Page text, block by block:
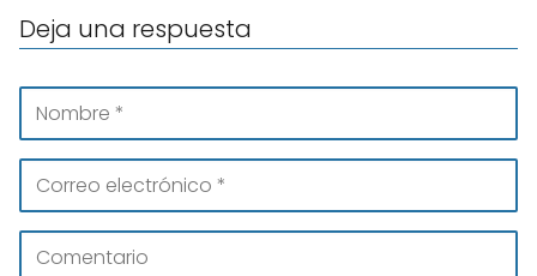
Deja una respuesta